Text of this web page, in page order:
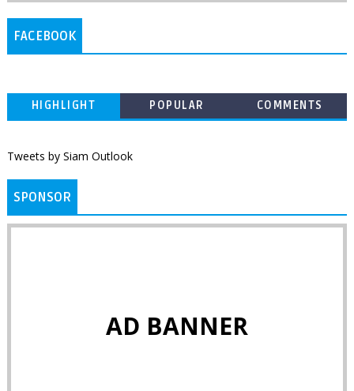
FACEBOOK
HIGHLIGHT POPULAR COMMENTS
Tweets by Siam Outlook
SPONSOR
AD BANNER